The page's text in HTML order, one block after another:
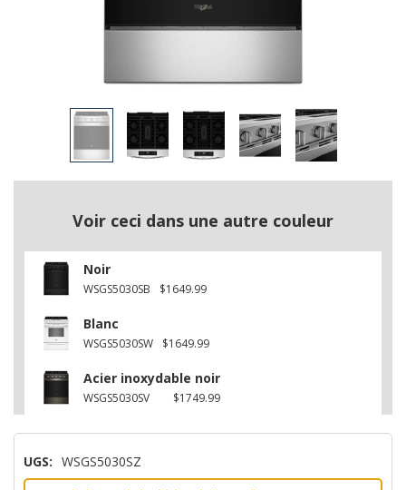
Voir ceci dans une autre couleur
Noir
WSGS5030SB $1649.99
Blanc
WSGS5030SW $1649.99
Acier inoxydable noir
WSGS5030SV $1749.99
UGS: WSGS5030SZ